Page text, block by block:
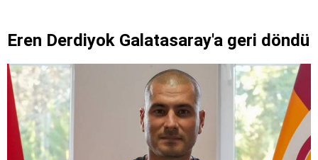
Eren Derdiyok Galatasaray'a geri döndü